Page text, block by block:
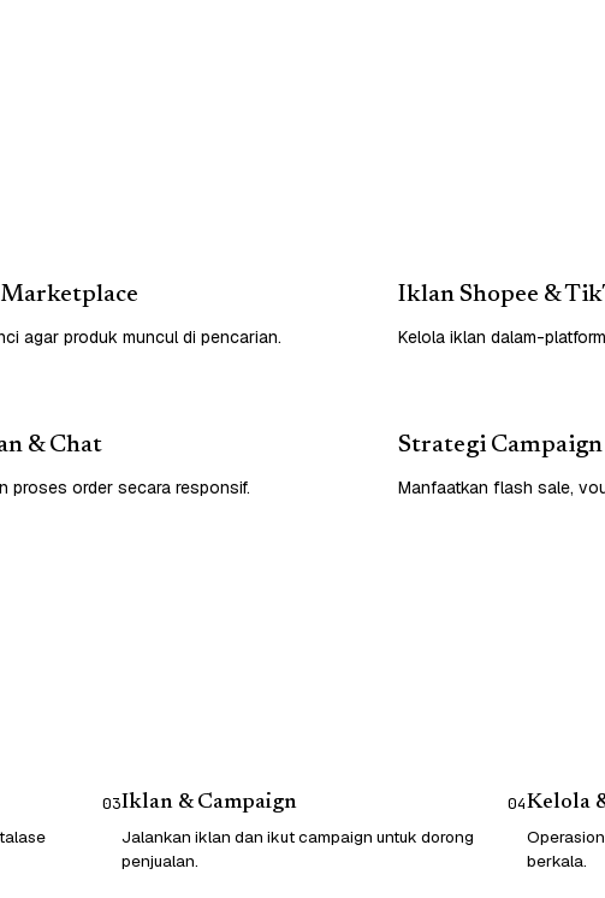
agar produk muncul di pencarian.
Iklan Shopee &
Kelola iklan dalam-
& Chat
proses order secara responsif.
Strategi Campaign
Manfaatkan flash sale,
03Iklan & Campaign
Jalankan iklan dan ikut campaign untuk dorong
penjualan.
04Kelola
berkala.